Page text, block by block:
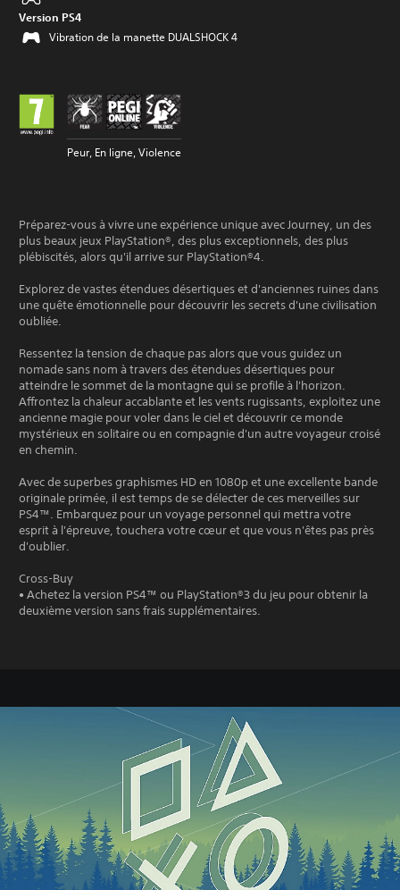
Version PS4
Vibration de la manette DUALSHOCK 4
Peur, En ligne, Violence
Préparez-vous à vivre une expérience unique avec Journey, un des
plus beaux jeux PlayStation®, des plus exceptionnels, des plus
plébiscités, alors qu'il arrive sur PlayStation®4.
Explorez de vastes étendues désertiques et d'anciennes ruines dans
une quête émotionnelle pour découvrir les secrets d'une civilisation
oubliée.
Ressentez la tension de chaque pas alors que vous guidez un
nomade sans nom à travers des étendues désertiques pour
atteindre le sommet de la montagne qui se profile à l'horizon.
Affrontez la chaleur accablante et les vents rugissants, exploitez une
ancienne magie pour voler dans le ciel et découvrir ce monde
mystérieux en solitaire ou en compagnie d'un autre voyageur croisé
en chemin.
Avec de superbes graphismes HD en 1080p et une excellente bande
originale primée, il est temps de se délecter de ces merveilles sur
PS4™. Embarquez pour un voyage personnel qui mettra votre
esprit à l'épreuve, touchera votre cœur et que vous n'êtes pas près
d'oublier.
Cross-Buy
• Achetez la version PS4™ ou PlayStation®3 du jeu pour obtenir la
deuxième version sans frais supplémentaires.